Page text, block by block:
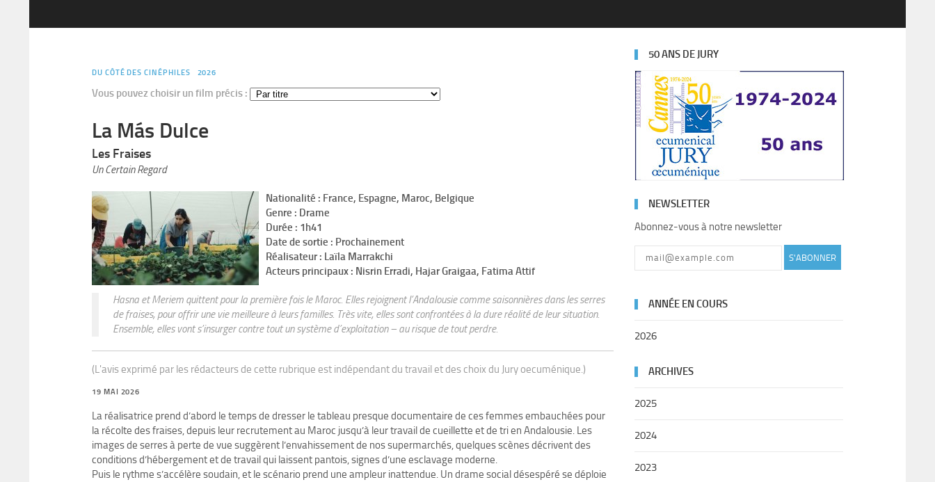
DU CÔTÉ DES CINÉPHILES 2026
Vous pouvez choisir un film précis :
La Más Dulce
Les Fraises
Un Certain Regard
Nationalité : France, Espagne, Maroc, Belgique
Genre : Drame
Durée : 1h41
Date de sortie : Prochainement
Réalisateur : Laïla Marrakchi
Acteurs principaux : Nisrin Erradi, Hajar Graigaa, Fatima Attif
Hasna et Meriem quittent pour la première fois le Maroc. Elles rejoignent l’Andalousie comme saisonnières dans les serres
de fraises, pour offrir une vie meilleure à leurs familles. Très vite, elles sont confrontées à la dure réalité de leur situation.
Ensemble, elles vont s’insurger contre tout un système d’exploitation – au risque de tout perdre.
(L'avis exprimé par les rédacteurs de cette rubrique est indépendant du travail et des choix du Jury oecuménique.)
19 MAI 2026
La réalisatrice prend d’abord le temps de dresser le tableau presque documentaire de ces femmes embauchées pour
la récolte des fraises, depuis leur recrutement au Maroc jusqu’à leur travail de cueillette et de tri en Andalousie. Les
images de serres à perte de vue suggèrent l’envahissement de nos supermarchés, quelques scènes décrivent des
conditions d’hébergement et de travail qui laissent pantois, signes d’une esclavage moderne.
Puis le rythme s’accélère soudain, et le scénario prend une ampleur inattendue. Un drame social désespéré se déploie
50 ANS DE JURY
NEWSLETTER
Abonnez-vous à notre newsletter
S'ABONNER
ANNÉE EN COURS
2026
ARCHIVES
2025
2024
2023